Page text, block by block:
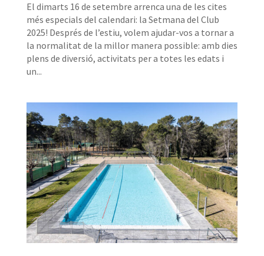
El dimarts 16 de setembre arrenca una de les cites
més especials del calendari: la Setmana del Club
2025! Després de l’estiu, volem ajudar-vos a tornar a
la normalitat de la millor manera possible: amb dies
plens de diversió, activitats per a totes les edats i
un...